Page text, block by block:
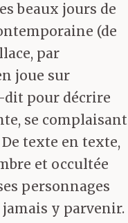
beaux jours de
(de
par
joue sur
dit pour décrire
se complaisant
texte en texte,
et occultée
personnages
y parvenir.